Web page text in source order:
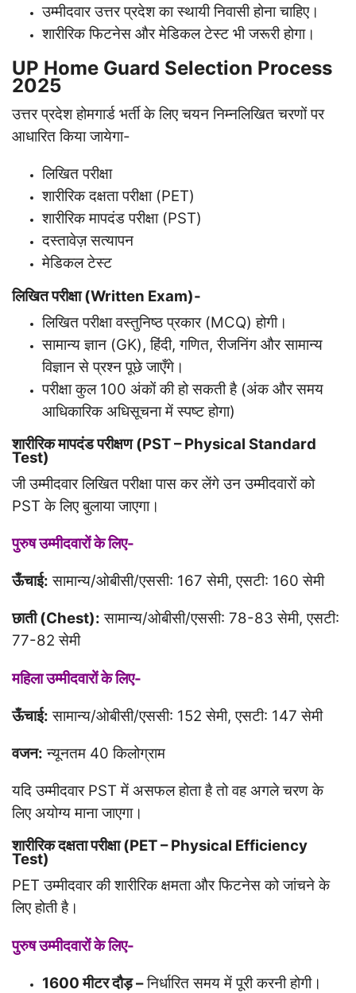
उम्मीदवार उत्तर प्रदेश का स्थायी निवासी होना चाहिए।
शारीरिक फिटनेस और मेडिकल टेस्ट भी जरूरी होगा।
UP Home Guard Selection Process
2025
उत्तर प्रदेश होमगार्ड भर्ती के लिए चयन निम्नलिखित चरणों पर
आधारित किया जायेगा-
लिखित परीक्षा
शारीरिक दक्षता परीक्षा (PET)
शारीरिक मापदंड परीक्षा (PST)
दस्तावेज़ सत्यापन
मेडिकल टेस्ट
लिखित परीक्षा (Written Exam)-
लिखित परीक्षा वस्तुनिष्ठ प्रकार (MCQ) होगी।
सामान्य ज्ञान (GK), हिंदी, गणित, रीजनिंग और सामान्य
विज्ञान से प्रश्न पूछे जाएँगे।
परीक्षा कुल 100 अंकों की हो सकती है (अंक और समय
आधिकारिक अधिसूचना में स्पष्ट होगा)
शारीरिक मापदंड परीक्षण (PST – Physical Standard
Test)
जी उम्मीदवार लिखित परीक्षा पास कर लेंगे उन उम्मीदवारों को
PST के लिए बुलाया जाएगा।
पुरुष उम्मीदवारों के लिए-
ऊँचाई: सामान्य/ओबीसी/एससी: 167 सेमी, एसटी: 160 सेमी
छाती (Chest): सामान्य/ओबीसी/एससी: 78-83 सेमी, एसटी:
77-82 सेमी
महिला उम्मीदवारों के लिए-
ऊँचाई: सामान्य/ओबीसी/एससी: 152 सेमी, एसटी: 147 सेमी
वजन: न्यूनतम 40 किलोग्राम
यदि उम्मीदवार PST में असफल होता है तो वह अगले चरण के
लिए अयोग्य माना जाएगा।
शारीरिक दक्षता परीक्षा (PET – Physical Efficiency
Test)
PET उम्मीदवार की शारीरिक क्षमता और फिटनेस को जांचने के
लिए होती है।
पुरुष उम्मीदवारों के लिए-
1600 मीटर दौड़ –निर्धारित समय में पूरी करनी होगी।